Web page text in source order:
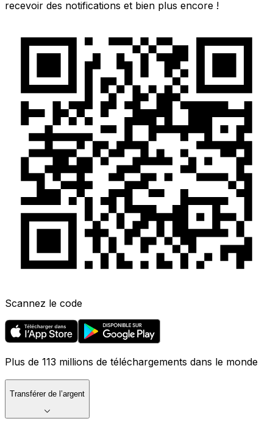
recevoir des notifications et bien plus encore !
Scannez le code
Plus de 113 millions de téléchargements dans le monde
Transférer de l’argent